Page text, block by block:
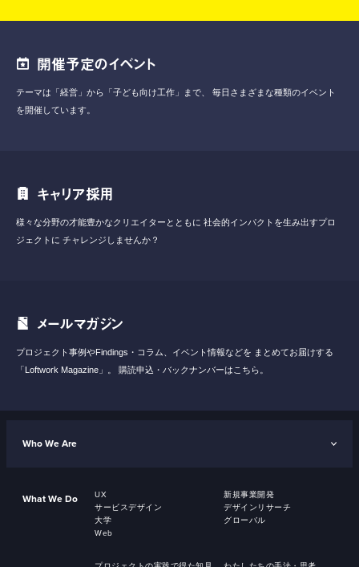
開催予定のイベント
テーマは「経営」から「子ども向け工作」まで、
毎日さまざまな種類のイベント
を開催しています。
キャリア採用
様々な分野の才能豊かなクリエイターとともに 社会的インパクトを生み出すプロ
ジェクトに チャレンジしませんか？
メールマガジン
プロジェクト事例やFindings・コラム、イベント情報などを まとめてお届けする
「Loftwork Magazine」。
購読申込・バックナンバーはこちら。
Who We Are
What We Do UX
新規事業開発
サービスデザイン
デザインリサーチ
大学
グローバル
Web